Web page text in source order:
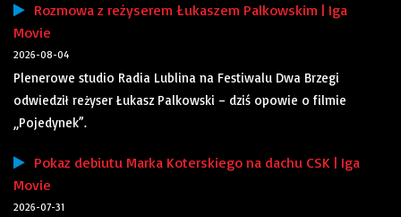
Rozmowa z reżyserem Łukaszem Palkowskim | Iga
Movie
2026-08-04
Plenerowe studio Radia Lublina na Festiwalu Dwa Brzegi
odwiedził reżyser Łukasz Palkowski – dziś opowie o filmie
„Pojedynek”.
Pokaz debiutu Marka Koterskiego na dachu CSK | Iga
Movie
2026-07-31